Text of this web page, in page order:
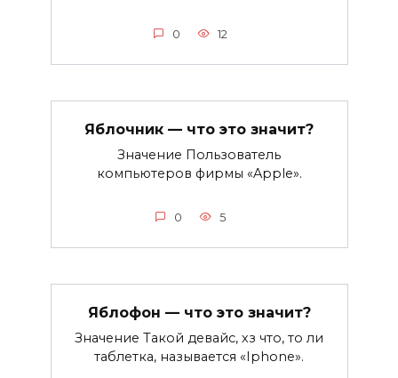
0 12
Яблочник — что это значит?
Значение Пользователь
компьютеров фирмы «Apple».
0 5
Яблофон — что это значит?
Значение Такой девайс, хз что, то ли
таблетка, называется «Iphone».